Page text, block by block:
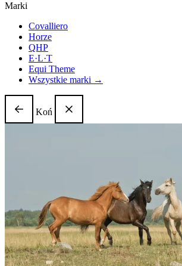
Marki
Covalliero
Horze
QHP
E·L·T
Equi Theme
Wszystkie marki →
Koń